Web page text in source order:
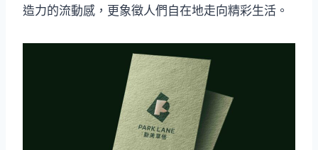
造力的流動感，更象徵人們自在地走向精彩生活。